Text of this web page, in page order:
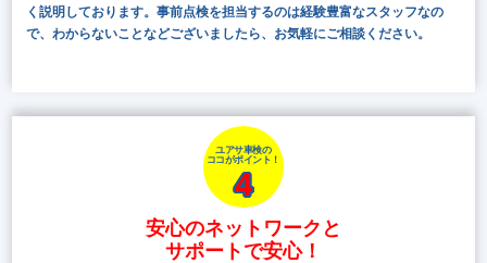
く説明しております。事前点検を担当するのは経験豊富なスタッフなの
で、わからないことなどございましたら、お気軽にご相談ください。
ユアサ車検の
ココがポイント！
4
安心のネットワークと
サポートで安心！